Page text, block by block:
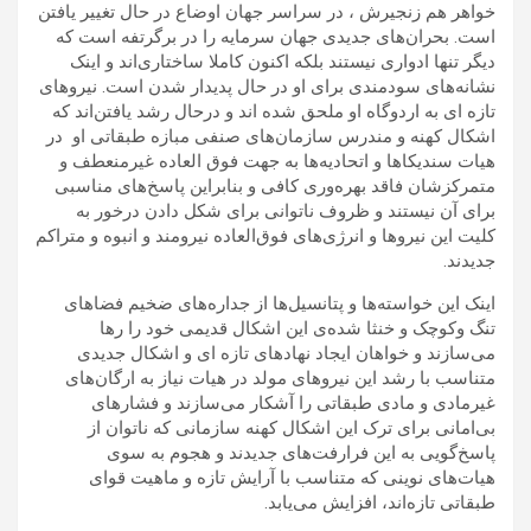
خواهر هم زنجیرش ، در سراسر جهان اوضاع در حال تغییر یافتن
است. بحران‌های جدیدی جهان سرمایه را در برگرتفه است که
دیگر تنها ادواری نیستند بلکه اکنون کاملا ساختاری‌اند و اینک
نشانه‌های سودمندی برای او در حال پدیدار شدن است. نیروهای
تازه ای به اردوگاه او ملحق شده اند و درحال رشد یافتن‌اند که
اشکال کهنه و مندرس سازمان‌های صنفی مبازه طبقاتی او در
هیات سندیکاها و اتحادیه‌ها به جهت فوق العاده غیرمنعطف و
متمرکزشان فاقد بهره‌وری کافی و بنابراین پاسخ‌های مناسبی
برای آن نیستند و ظروف ناتوانی برای شکل دادن درخور به
کلیت این نیروها و انرژی‌های فوق‌العاده نیرومند و انبوه و متراکم
جدیدند.
اینک این خواسته‌ها و پتانسیل‌ها از جداره‌های ضخیم فضاهای
تنگ وکوچک و خنثا شده‌ی این اشکال قدیمی خود را رها
می‌سازند و خواهان ایجاد نهادهای تازه ای و اشکال جدیدی
متناسب با رشد این نیروهای مولد در هیات نیاز به ارگان‌های
غیرمادی و مادی طبقاتی را آشکار می‌سازند و فشارهای
بی‌امانی برای ترک این اشکال کهنه سازمانی که ناتوان از
پاسخ‌گویی به این فرارفت‌های جدیدند و هجوم به سوی
هیات‌های نوینی که متناسب با آرایش تازه و ماهیت قوای
طبقاتی تازه‌اند، افزایش می‌یابد.